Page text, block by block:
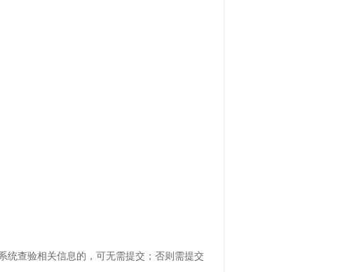
查验相关信息的，可无需提交；否则需提交